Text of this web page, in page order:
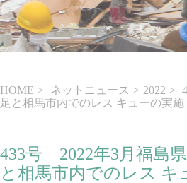
HOME ネットニュース 2022
足と相馬市内でのレス キューの実施
433号 2022年3月福島
と相馬市内でのレス キ